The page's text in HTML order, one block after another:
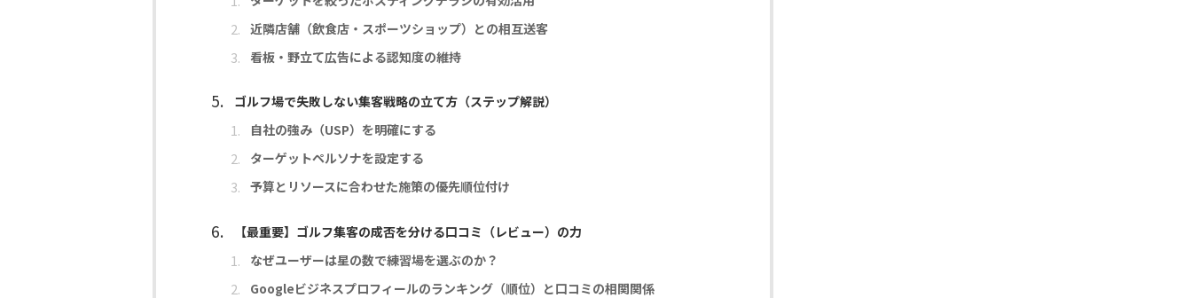
近隣店舗（飲食店・スポーツショップ）との相互送客
看板・野立て広告による認知度の維持
ゴルフ場で失敗しない集客戦略の立て方（ステップ解説）
自社の強み（USP）を明確にする
ターゲットペルソナを設定する
予算とリソースに合わせた施策の優先順位付け
【最重要】ゴルフ集客の成否を分ける口コミ（レビュー）の力
なぜユーザーは星の数で練習場を選ぶのか？
Googleビジネスプロフィールのランキング（順位）と口コミの相関関係